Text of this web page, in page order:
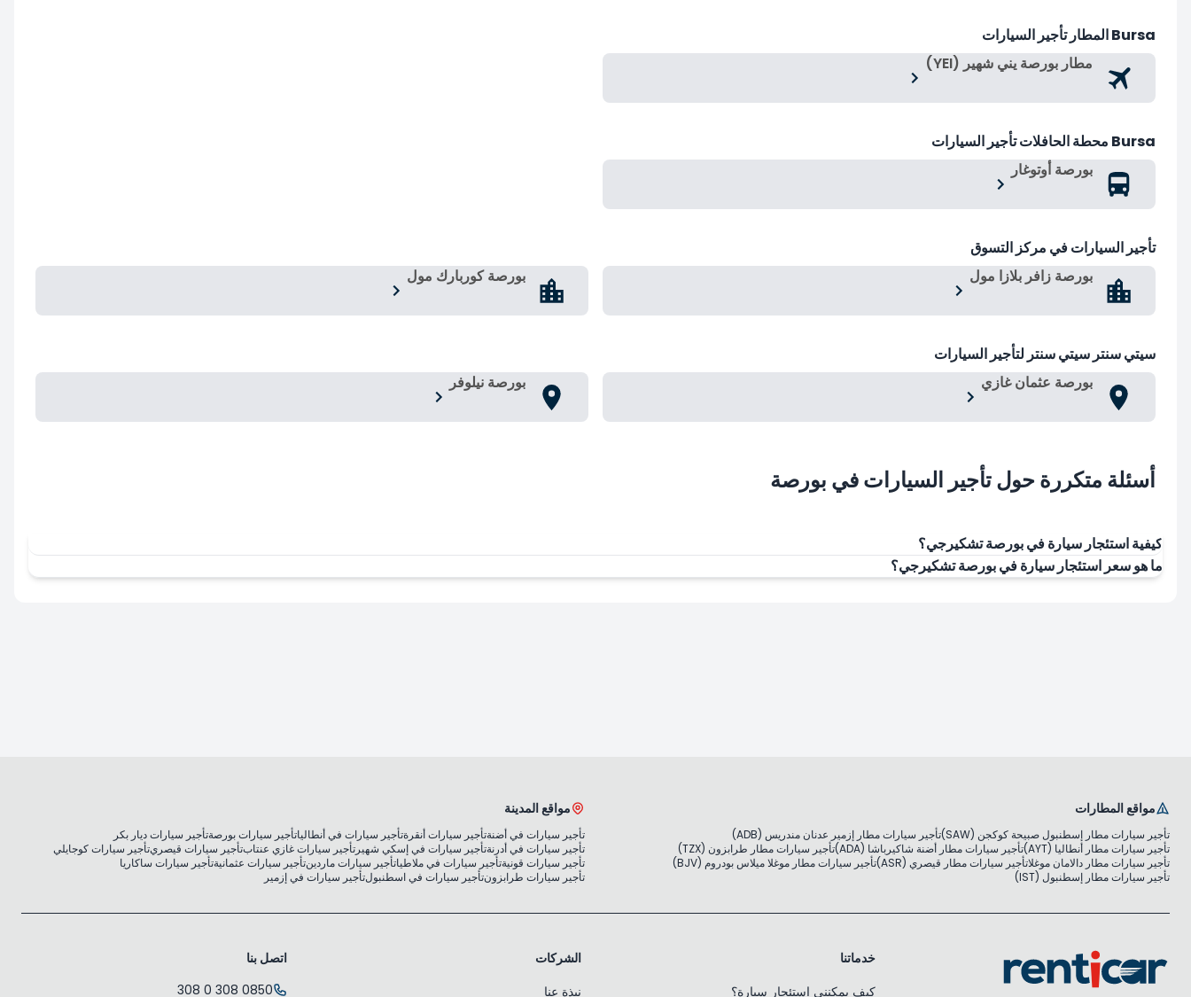
Bursa المطار تأجير السيارات
مطار بورصة يني شهير (YEI)
Bursa محطة الحافلات تأجير السيارات
بورصة أوتوغار
تأجير السيارات في مركز التسوق
بورصة زافر بلازا مول
بورصة كوربارك مول
سيتي سنتر سيتي سنتر لتأجير السيارات
بورصة عثمان غازي
بورصة نيلوفر
أسئلة متكررة حول تأجير السيارات في بورصة
كيفية استئجار سيارة في بورصة تشكيرجي؟
ما هو سعر استئجار سيارة في بورصة تشكيرجي؟
مواقع المطارات
تأجير سيارات مطار إسطنبول صبيحة كوكجن (SAW)
تأجير سيارات مطار إزمير عدنان مندريس (ADB)
تأجير سيارات مطار أنطاليا (AYT)
تأجير سيارات مطار أضنة شاكيرباشا (ADA)
تأجير سيارات مطار طرابزون (TZX)
تأجير سيارات مطار دالامان موغلاتأجير سيارات مطار قيصري (ASR)
تأجير سيارات مطار موغلا ميلاس بودروم (BJV)
تأجير سيارات مطار إسطنبول (IST)
مواقع المدينة
تأجير سيارات في أضنةتأجير سيارات أنقرةتأجير سيارات في أنطالياتأجير سيارات بورصةتأجير سيارات ديار بكر
تأجير سيارات في أدرنةتأجير سيارات في إسكي شهيرتأجير سيارات غازي عنتابتأجير سيارات قيصريتأجير سيارات كوجايلي
تأجير سيارات قونيةتأجير سيارات في ملاطياتأجير سيارات ماردينتأجير سيارات عثمانيةتأجير سيارات ساكاريا
تأجير سيارات طرابزونتأجير سيارات في اسطنبولتأجير سيارات في إزمير
خدماتنا
كيف يمكنني استئجار سيارة؟
الشركات
نبذة عنا
اتصل بنا
0850 308 0 308